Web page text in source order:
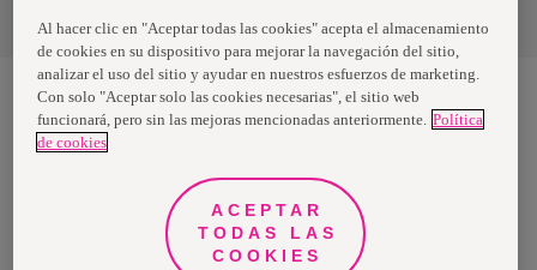
Nosotras, una marca de Essity - una compañía global líder en
higiene y salud. Cada día, mil millones de personas, en todo el
propósito es romper barreras por el bienestar en beneficio de
consumidores, pacientes, cuidadores, clientes y la sociedad en
general. Vendemos en aproximadamente 150 países bajo las
principales marcas globales TENA y Tork, así como otras marcas
como Actimove, Cutimed, JOBST, Knix, Leukoplast, Libero, Libresse,
Al hacer clic en "Aceptar todas las cookies" acepta el almacenamiento
de cookies en su dispositivo para mejorar la navegación del sitio,
analizar el uso del sitio y ayudar en nuestros esfuerzos de marketing.
Con solo "Aceptar solo las cookies necesarias", el sitio web
funcionará, pero sin las mejoras mencionadas anteriormente. Política
de cookies
ACEPTAR
TODAS LAS
COOKIES